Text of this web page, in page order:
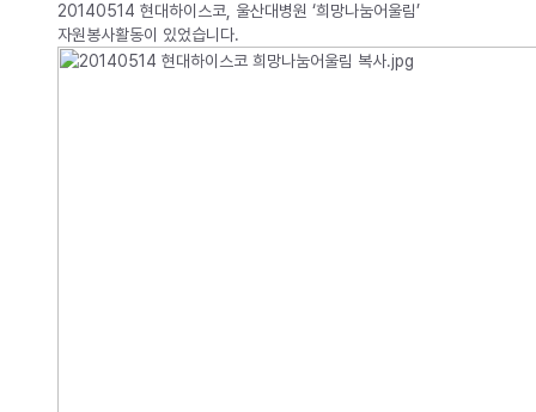
20140514 현대하이스코, 울산대병원 ‘희망나눔어울림’
자원봉사활동이 있었습니다.